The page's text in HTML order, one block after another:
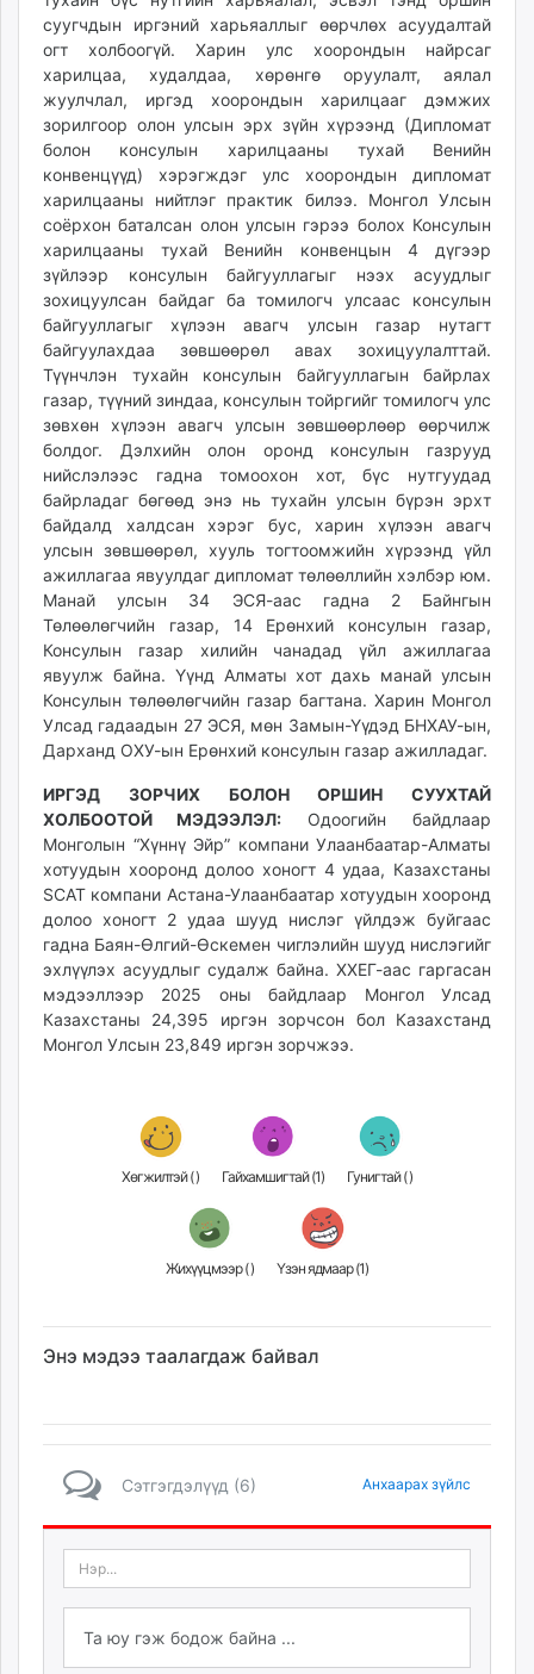
суугчдын иргэний харьяаллыг өөрчлөх асуудалтай
огт холбоогүй. Харин улс хоорондын найрсаг
харилцаа, худалдаа, хөрөнгө оруулалт, аялал
жуулчлал, иргэд хоорондын харилцааг дэмжих
зорилгоор олон улсын эрх зүйн хүрээнд (Дипломат
болон консулын харилцааны тухай Венийн
конвенцүүд) хэрэгждэг улс хоорондын дипломат
харилцааны нийтлэг практик билээ. Монгол Улсын
соёрxон баталсан олон улсын гэрээ болох Консулын
харилцааны тухай Венийн конвенцын 4 дүгээр
зүйлээр консулын байгууллагыг нээх асуудлыг
зохицуулсан байдаг ба томилогч улсаас консулын
байгууллагыг хүлээн авагч улсын газар нутагт
байгуулахдаа зөвшөөрөл авах зохицуулалттай.
Түүнчлэн тухайн консулын байгууллагын байрлах
газар, түүний зиндаа, консулын тойргийг томилогч улс
зөвхөн хүлээн авагч улсын зөвшөөрлөөр өөрчилж
болдог. Дэлхийн олон оронд консулын газрууд
нийслэлээс гадна томоохон хот, бүс нутгуудад
байрладаг бөгөөд энэ нь тухайн улсын бүрэн эрхт
байдалд халдсан хэрэг бус, харин хүлээн авагч
улсын зөвшөөрөл, хууль тогтоомжийн хүрээнд үйл
ажиллагаа явуулдаг дипломат төлөөллийн хэлбэр юм.
Манай улсын 34 ЭСЯ-аас гадна 2 Байнгын
Төлөөлөгчийн газар, 14 Ерөнхий консулын газар,
Консулын газар хилийн чанадад үйл ажиллагаа
явуулж байна. Үүнд Алматы хот дахь манай улсын
Консулын төлөөлөгчийн газар багтана. Харин Монгол
Улсад гадаадын 27 ЭСЯ, мөн Замын-Үүдэд БНХАУ-ын,
Дарханд ОХУ-ын Ерөнхий консулын газар ажилладаг.
ИРГЭД ЗОРЧИХ БОЛОН ОРШИН СУУХТАЙ
ХОЛБООТОЙ МЭДЭЭЛЭЛ: Одоогийн байдлаар
Монголын “Хүннү Эйр” компани Улаанбаатар-Алматы
хотуудын хооронд долоо хоногт 4 удаа, Казахстаны
SCAT компани Астана-Улаанбаатар хотуудын хооронд
долоо хоногт 2 удаа шууд нислэг үйлдэж буйгаас
гадна Баян-Өлгий-Өскемен чиглэлийн шууд нислэгийг
эхлүүлэх асуудлыг судалж байна. ХХЕГ-аас гаргасан
мэдээллээр 2025 оны байдлаар Монгол Улсад
Казаxстаны 24,395 иргэн зорчсон бол Казаxстанд
Монгол Улсын 23,849 иргэн зорчжээ.
Хөгжилтэй () Гайхамшигтай (1) Гунигтай ()
Жихүүцмээр () Үзэн ядмаар (1)
Энэ мэдээ таалагдаж байвал
Сэтгэгдэлүүд (6) Анхаарах зүйлс